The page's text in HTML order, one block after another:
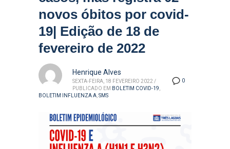
novos óbitos por covid-
19| Edição de 18 de
fevereiro de 2022
0
Henrique Alves
SEXTA-FEIRA, 18 FEVEREIRO 2022 /
PUBLICADO EM BOLETIM COVID-19,
BOLETIM INFLUENZA A,SMS